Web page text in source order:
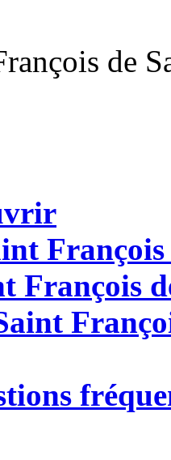
de
François
François